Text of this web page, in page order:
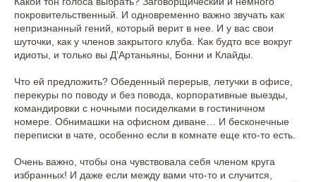
покровительственный. И одновременно важно звучать как
непризнанный гений, который верит в нее. И у вас свои
шуточки, как у членов закрытого клуба. Как будто все вокруг
идиоты, и только вы Д’Артаньяны, Бонни и Клайды.
Что ей предложить? Обеденный перерыв, летучки в офисе,
перекуры по поводу и без повода, корпоративные выезды,
командировки с ночными посиделками в гостиничном
номере. Обнимашки на офисном диване… И бесконечные
переписки в чате, особенно если в комнате еще кто-то есть.
Очень важно, чтобы она чувствовала себя членом круга
избранных! И даже если между вами что-то и случится,